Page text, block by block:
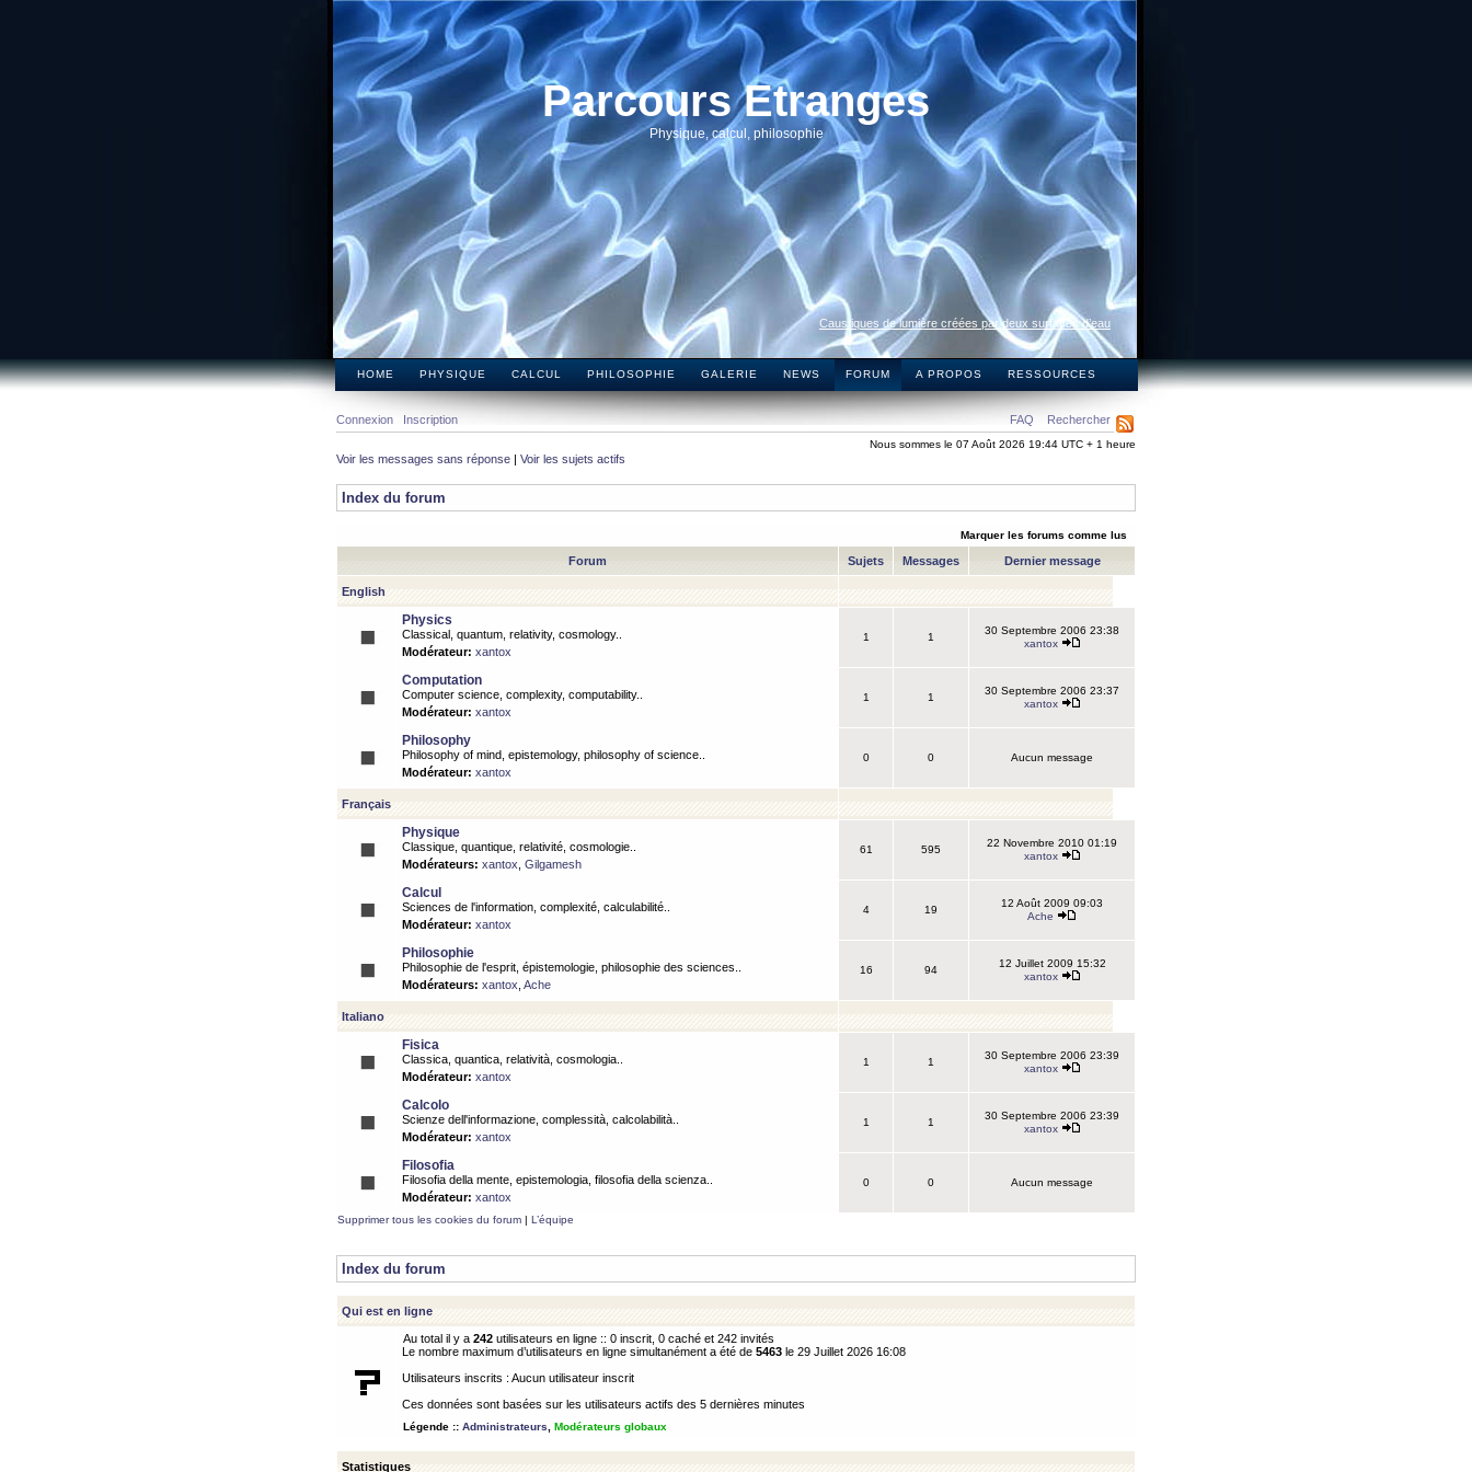
Parcours Etranges
Physique, calcul, philosophie
Caustiques de lumière créées par deux surfaces d’eau
HOME PHYSIQUE CALCUL PHILOSOPHIE GALERIE NEWS FORUM A PROPOS RESSOURCES
FAQ Rechercher
Connexion Inscription
Nous sommes le 07 Août 2026 19:44 UTC + 1 heure
Voir les messages sans réponse | Voir les sujets actifs
Index du forum
Marquer les forums comme lus
Forum Sujets Messages Dernier message
English
Physics
Classical, quantum, relativity, cosmology..
Modérateur: xantox
1 1
30 Septembre 2006 23:38
xantox
Computation
Computer science, complexity, computability..
Modérateur: xantox
1 1
30 Septembre 2006 23:37
xantox
Philosophy
Philosophy of mind, epistemology, philosophy of science..
Modérateur: xantox
0 0 Aucun message
Français
Physique
Classique, quantique, relativité, cosmologie..
Modérateurs: xantox Gilgamesh
61 595
22 Novembre 2010 01:19
xantox
Calcul
Sciences de l'information, complexité, calculabilité..
Modérateur: xantox
4 19
12 Août 2009 09:03
Ache
Philosophie
Philosophie de l'esprit, épistemologie, philosophie des sciences..
Modérateurs: xantox Ache
16 94
12 Juillet 2009 15:32
xantox
Italiano
Fisica
Classica, quantica, relatività, cosmologia..
Modérateur: xantox
1 1
30 Septembre 2006 23:39
xantox
Calcolo
Scienze dell'informazione, complessità, calcolabilità..
Modérateur: xantox
1 1
30 Septembre 2006 23:39
xantox
Filosofia
Filosofia della mente, epistemologia, filosofia della scienza..
Modérateur: xantox
0 0 Aucun message
Supprimer tous les cookies du forum | L’équipe
Index du forum
Qui est en ligne
Au total il y a 242 utilisateurs en ligne :: 0 inscrit, 0 caché et 242 invités
Le nombre maximum d’utilisateurs en ligne simultanément a été de 5463 le 29 Juillet 2026 16:08
Utilisateurs inscrits : Aucun utilisateur inscrit
Ces données sont basées sur les utilisateurs actifs des 5 dernières minutes
Légende :: Administrateurs Modérateurs globaux
Statistiques